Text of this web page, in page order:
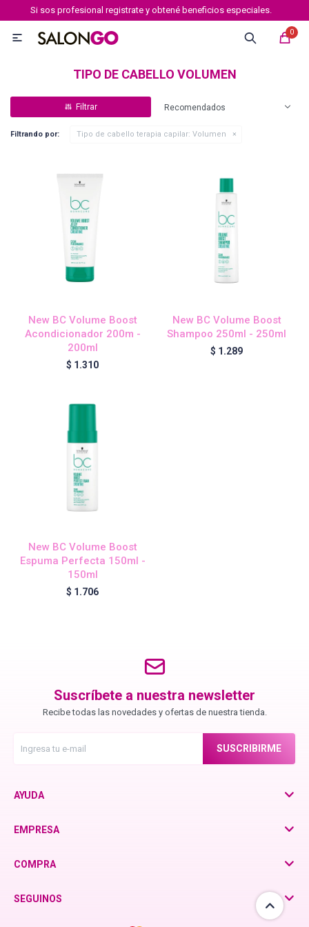
Si sos profesional registrate y obtené beneficios especiales.
0

TIPO DE CABELLO VOLUMEN
Recomendados
Filtrando por: Tipo de cabello terapia capilar: Volumen
New BC Volume Boost
Acondicionador 200m -
200ml
$ 1.310
New BC Volume Boost
Shampoo 250ml - 250ml
$ 1.289
New BC Volume Boost
Espuma Perfecta 150ml -
150ml
$ 1.706
Suscríbete a nuestra newsletter
Recibe todas las novedades y ofertas de nuestra tienda.
SUSCRIBIRME
AYUDA
EMPRESA
COMPRA
SEGUINOS
MI CUENTA
Igora vibrance
Essensity
Silhouette
BC Bonacure - Volume Boost
Oil Ultime
BC Bonacure - Repair Rescue
Essensity - Lociones Activadoras
laCabine